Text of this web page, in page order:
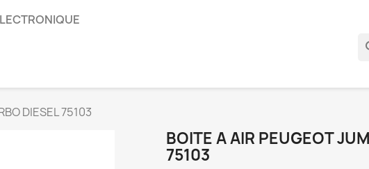
DIESEL 75103
BOITE A AIR PEUGEOT
75103